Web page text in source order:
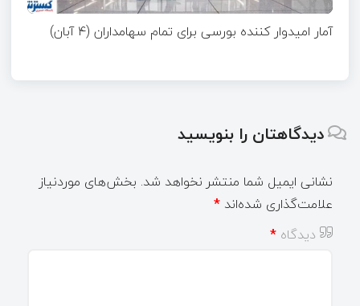
آمار امیدوار کننده بورسی برای تمام سهامداران (۴ آبان)
دیدگاهتان را بنویسید
نشانی ایمیل شما منتشر نخواهد شد. بخش‌های موردنیاز
علامت‌گذاری شده‌اند *
دیدگاه *